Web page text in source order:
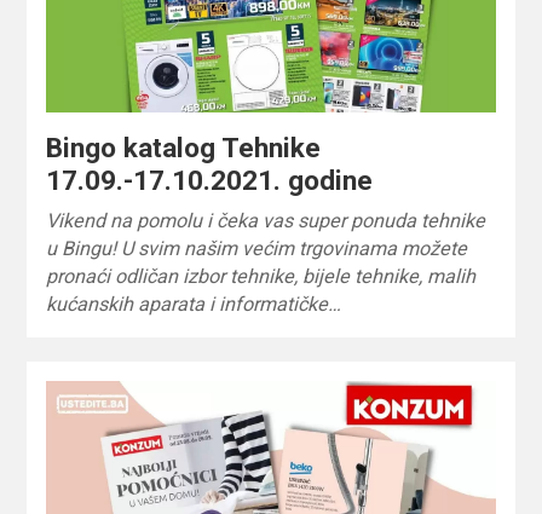
Bingo katalog Tehnike
17.09.-17.10.2021. godine
Vikend na pomolu i čeka vas super ponuda tehnike
u Bingu! U svim našim većim trgovinama možete
pronaći odličan izbor tehnike, bijele tehnike, malih
kućanskih aparata i informatičke…